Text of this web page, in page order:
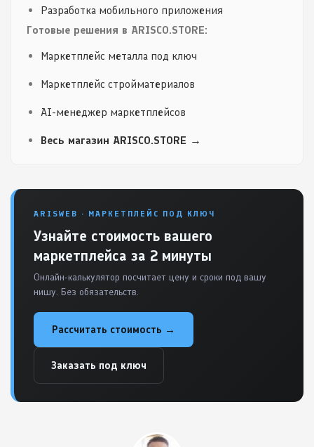
Разработка мобильного приложения
Готовые решения в ARISCO.STORE:
Маркетплейс металла под ключ
Маркетплейс стройматериалов
AI-менеджер маркетплейсов
Весь магазин ARISCO.STORE →
ARISWEB · МАРКЕТПЛЕЙС ПОД КЛЮЧ
Узнайте стоимость вашего
маркетплейса за 2 минуты
Онлайн-калькулятор посчитает цену и сроки под вашу
нишу. Без обязательств.
Рассчитать стоимость →
Заказать под ключ